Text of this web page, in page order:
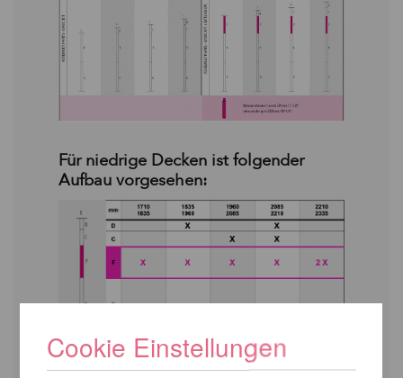
Für niedrige Decken ist folgender
Aufbau vorgesehen:
Cookie Einstellungen